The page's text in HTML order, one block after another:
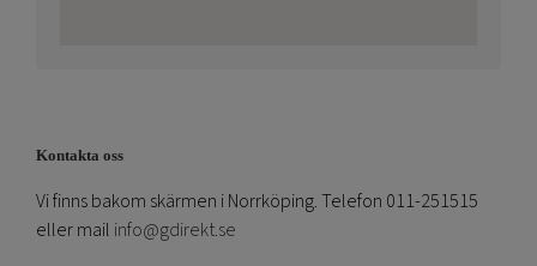
Kontakta oss
Vi finns bakom skärmen i Norrköping. Telefon 011-251515
eller mail info@gdirekt.se